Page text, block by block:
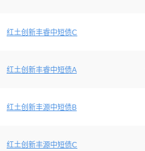
红土创新丰睿中短债C
红土创新丰睿中短债A
红土创新丰源中短债B
红土创新丰源中短债C